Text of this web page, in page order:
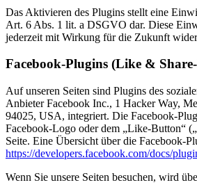
Das Aktivieren des Plugins stellt eine
Art. 6 Abs. 1 lit. a DSGVO dar. Diese
jederzeit mit Wirkung für die Zukunft
Facebook-Plugins (Like &
Auf unseren Seiten sind Plugins des
Anbieter Facebook Inc., 1 Hacker Way,
94025, USA, integriert. Die Facebook-
Facebook-Logo oder dem „Like-Button“
Seite. Eine Übersicht über die Facebook-
https://developers.facebook.com/docs/
Wenn Sie unsere Seiten besuchen, wird